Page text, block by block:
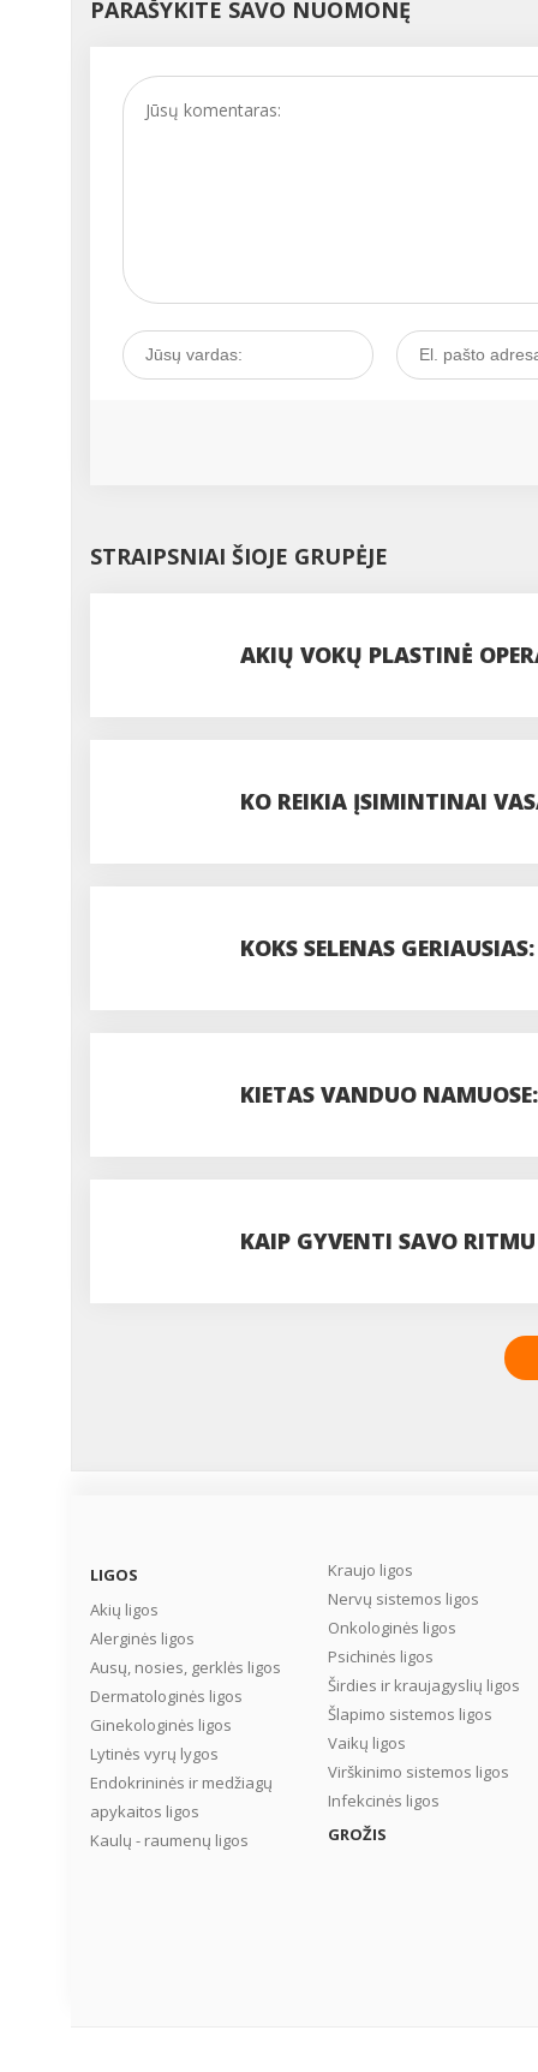
PARAŠYKITE SAVO NUOMONĘ
STRAIPSNIAI ŠIOJE GRUPĖJE
AKIŲ VOKŲ PLASTINĖ
KO REIKIA ĮSIMINTINAI
KOKS SELENAS
KIETAS VANDUO
KAIP GYVENTI SAVO
LIGOS
Akių ligos
Alerginės ligos
Ausų, nosies, gerklės ligos
Dermatologinės ligos
Ginekologinės ligos
Lytinės vyrų lygos
Endokrininės ir medžiagų
apykaitos ligos
Kaulų - raumenų ligos
Kraujo ligos
Nervų sistemos ligos
Onkologinės ligos
Psichinės ligos
Širdies ir kraujagyslių ligos
Šlapimo sistemos ligos
Vaikų ligos
Virškinimo sistemos ligos
Infekcinės ligos
GROŽIS